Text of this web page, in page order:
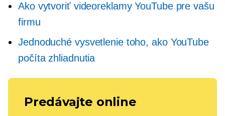
Ako vytvoriť videoreklamy YouTube pre vašu
firmu
Jednoduché vysvetlenie toho, ako YouTube
počíta zhliadnutia
Predávajte online